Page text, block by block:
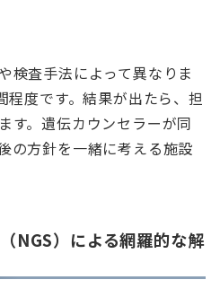
検査手法によって異なりま
度です。結果が出たら、担
す。遺伝カウンセラーが同
の方針を一緒に考える施設
NGS）による網羅的な解